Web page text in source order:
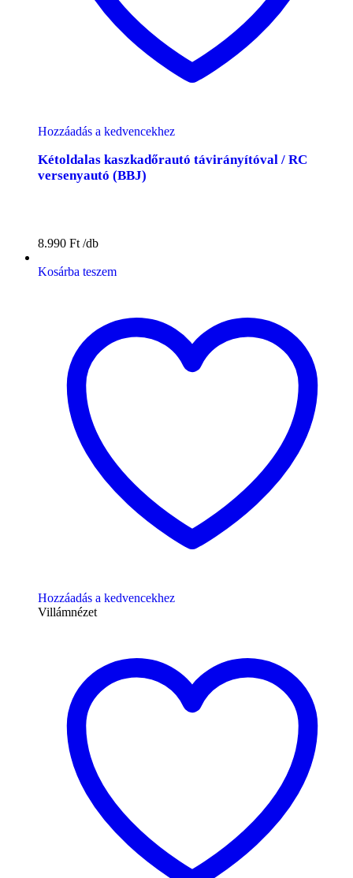
Hozzáadás a kedvencekhez
Kétoldalas kaszkadőrautó távirányítóval / RC
versenyautó (BBJ)
8.990 Ft
Kosárba teszem
Hozzáadás a kedvencekhez
Villámnézet